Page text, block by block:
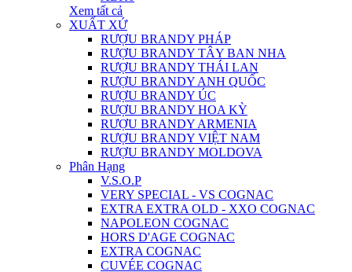
Xem tất cả
XUẤT XỨ
RƯỢU BRANDY PHÁP
RƯỢU BRANDY TÂY BAN NHA
RƯỢU BRANDY THÁI LAN
RƯỢU BRANDY ANH QUỐC
RƯỢU BRANDY ÚC
RƯỢU BRANDY HOA KỲ
RƯỢU BRANDY ARMENIA
RƯỢU BRANDY VIỆT NAM
RƯỢU BRANDY MOLDOVA
Phân Hạng
V.S.O.P
VERY SPECIAL - VS COGNAC
EXTRA EXTRA OLD - XXO COGNAC
NAPOLEON COGNAC
HORS D'AGE COGNAC
EXTRA COGNAC
CUVÉE COGNAC